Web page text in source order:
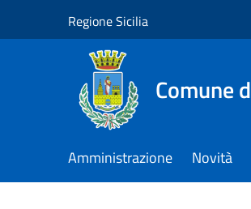
Regione Sicilia
Comune
Amministrazione Novità